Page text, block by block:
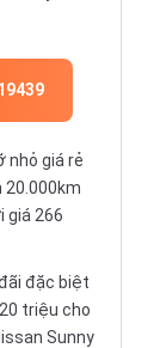
nhỏ giá rẻ
20.000km
giá 266
đặc biệt
triệu cho
Sunny